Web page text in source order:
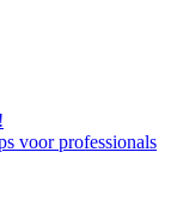
voor professionals